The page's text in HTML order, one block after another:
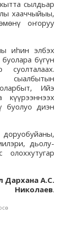
сылдьар
хааччыйыы,
оҥоруу
иһин элбэх
бүгүн
сыалбытын
Ийэ
күүрээннээх
буолуо диэн
дьолу-
олоххутугар
Дархана А.С.
Николаев.